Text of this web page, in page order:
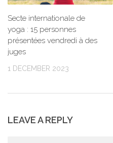
Secte internationale de
yoga : 15 personnes
présentées vendredi à des
juges
1 DECEMBER 2023
LEAVE A REPLY